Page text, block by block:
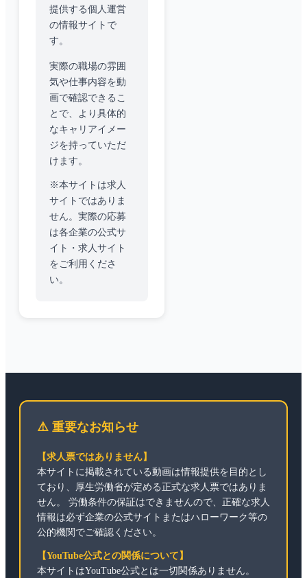
提供する個人運営
の情報サイトで
す。
実際の職場の雰囲
気や仕事内容を動
画で確認できるこ
とで、より具体的
なキャリアイメー
ジを持っていただ
けます。
※本サイトは求人
サイトではありま
せん。実際の応募
は各企業の公式サ
イト・求人サイト
をご利用くださ
い。
⚠️ 重要なお知らせ
【求人票ではありません】
本サイトに掲載されている動画は情報提供を目的とし
ており、厚生労働省が定める正式な求人票ではありま
せん。 労働条件の保証はできませんので、正確な求人
情報は必ず企業の公式サイトまたはハローワーク等の
公的機関でご確認ください。
【YouTube公式との関係について】
本サイトはYouTube公式とは一切関係ありません。